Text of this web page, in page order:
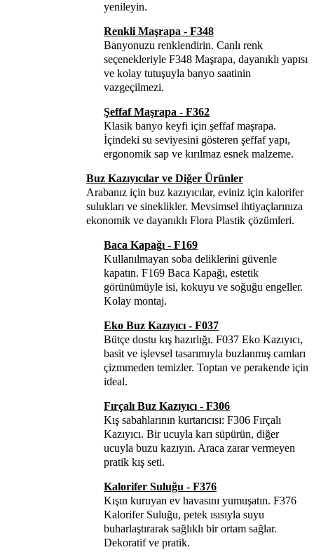
yenileyin.
Renkli Maşrapa - F348
Banyonuzu renklendirin. Canlı renk
seçenekleriyle F348 Maşrapa, dayanıklı yapısı
ve kolay tutuşuyla banyo saatinin
vazgeçilmezi.
Şeffaf Maşrapa - F362
Klasik banyo keyfi için şeffaf maşrapa.
İçindeki su seviyesini gösteren şeffaf yapı,
ergonomik sap ve kırılmaz esnek malzeme.
Buz Kazıyıcılar ve Diğer Ürünler
Arabanız için buz kazıyıcılar, eviniz için kalorifer
sulukları ve sineklikler. Mevsimsel ihtiyaçlarınıza
ekonomik ve dayanıklı Flora Plastik çözümleri.
Baca Kapağı - F169
Kullanılmayan soba deliklerini güvenle
kapatın. F169 Baca Kapağı, estetik
görünümüyle isi, kokuyu ve soğuğu engeller.
Kolay montaj.
Eko Buz Kazıyıcı - F037
Bütçe dostu kış hazırlığı. F037 Eko Kazıyıcı,
basit ve işlevsel tasarımıyla buzlanmış camları
çizmmeden temizler. Toptan ve perakende için
ideal.
Fırçalı Buz Kazıyıcı - F306
Kış sabahlarının kurtarıcısı: F306 Fırçalı
Kazıyıcı. Bir ucuyla karı süpürün, diğer
ucuyla buzu kazıyın. Araca zarar vermeyen
pratik kış seti.
Kalorifer Suluğu - F376
Kışın kuruyan ev havasını yumuşatın. F376
Kalorifer Suluğu, petek ısısıyla suyu
buharlaştırarak sağlıklı bir ortam sağlar.
Dekoratif ve pratik.